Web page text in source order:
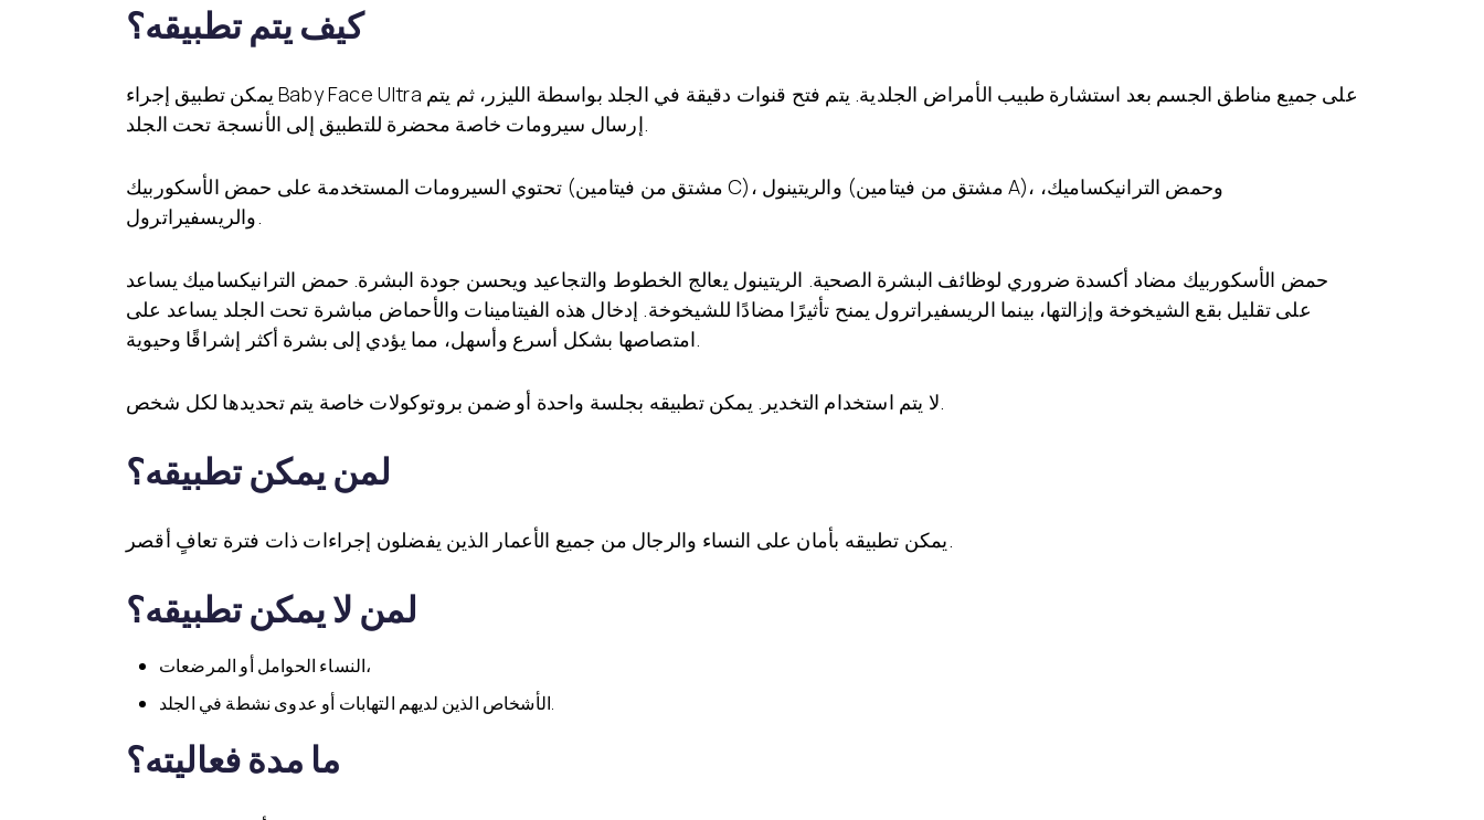
كيف يتم تطبيقه؟
يمكن تطبيق إجراء Baby Face Ultra على جميع مناطق الجسم بعد استشارة طبيب الأمراض الجلدية. يتم فتح قنوات دقيقة في الجلد بواسطة الليزر، ثم يتم
إرسال سيرومات خاصة محضرة للتطبيق إلى الأنسجة تحت الجلد.
تحتوي السيرومات المستخدمة على حمض الأسكوربيك (مشتق من فيتامين C)، والريتينول (مشتق من فيتامين A)، وحمض الترانيكساميك،
والريسفيراترول.
حمض الأسكوربيك مضاد أكسدة ضروري لوظائف البشرة الصحية. الريتينول يعالج الخطوط والتجاعيد ويحسن جودة البشرة. حمض الترانيكساميك يساعد
على تقليل بقع الشيخوخة وإزالتها، بينما الريسفيراترول يمنح تأثيرًا مضادًا للشيخوخة. إدخال هذه الفيتامينات والأحماض مباشرة تحت الجلد يساعد على
امتصاصها بشكل أسرع وأسهل، مما يؤدي إلى بشرة أكثر إشراقًا وحيوية.
لا يتم استخدام التخدير. يمكن تطبيقه بجلسة واحدة أو ضمن بروتوكولات خاصة يتم تحديدها لكل شخص.
لمن يمكن تطبيقه؟
يمكن تطبيقه بأمان على النساء والرجال من جميع الأعمار الذين يفضلون إجراءات ذات فترة تعافٍ أقصر.
لمن لا يمكن تطبيقه؟
النساء الحوامل أو المرضعات،
الأشخاص الذين لديهم التهابات أو عدوى نشطة في الجلد.
ما مدة فعاليته؟